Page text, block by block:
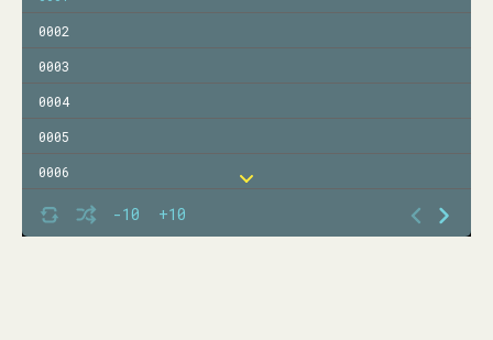
-10 +10
0002
0003
0004
0005
0006
0007
0008